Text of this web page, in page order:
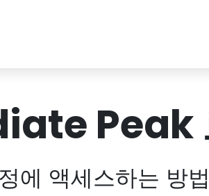
Peak
에 액세스하는 방법